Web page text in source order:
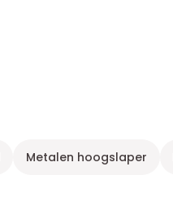
Metalen hoogslaper